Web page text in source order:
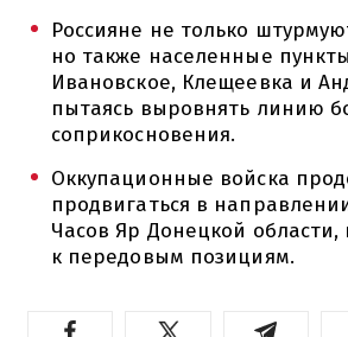
Россияне не только
но также населенные
Ивановское, Клещеевка и
пытаясь выровнять линию
соприкосновения.
Оккупационные войска
продвигаться в
Часов Яр Донецкой области,
к передовым позициям.